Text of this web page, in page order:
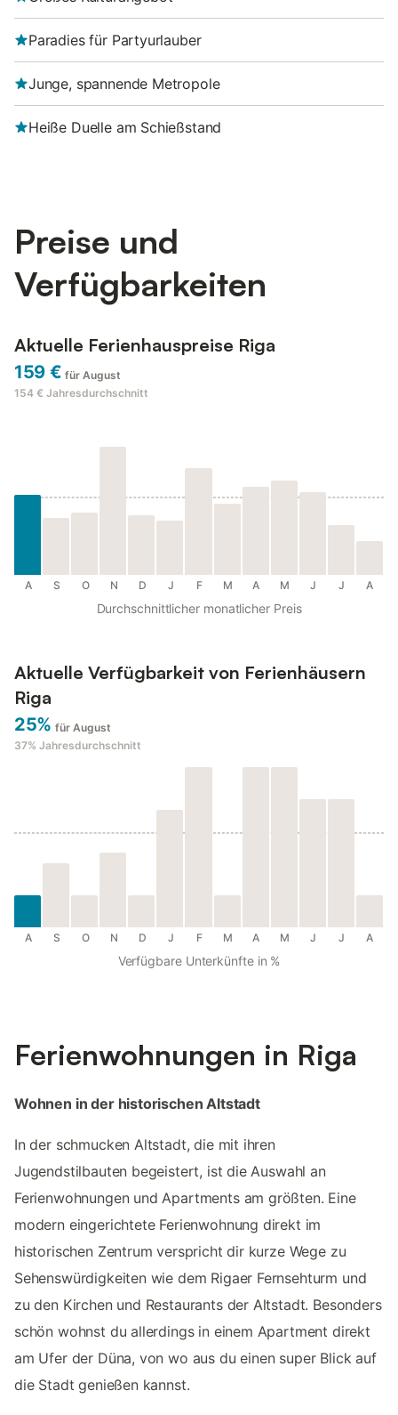
Paradies für Partyurlauber
Junge, spannende Metropole
Heiße Duelle am Schießstand
Preise und
Verfügbarkeiten
Aktuelle Ferienhauspreise Riga
159 € für August
154 € Jahresdurchschnitt
A S O N D J F M A M J J A
Durchschnittlicher monatlicher Preis
Aktuelle Verfügbarkeit von Ferienhäusern
Riga
25% für August
37% Jahresdurchschnitt
A S O N D J F M A M J J A
Verfügbare Unterkünfte in %
Ferienwohnungen in Riga
Wohnen in der historischen Altstadt
In der schmucken Altstadt, die mit ihren
Jugendstilbauten begeistert, ist die Auswahl an
Ferienwohnungen und Apartments am größten. Eine
modern eingerichtete Ferienwohnung direkt im
historischen Zentrum verspricht dir kurze Wege zu
Sehenswürdigkeiten wie dem Rigaer Fernsehturm und
zu den Kirchen und Restaurants der Altstadt. Besonders
schön wohnst du allerdings in einem Apartment direkt
am Ufer der Düna, von wo aus du einen super Blick auf
die Stadt genießen kannst.